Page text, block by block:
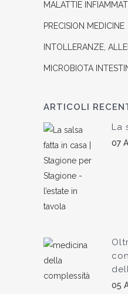
MALATTIE
PRECISION MEDICINE
INTOLLERANZE,
MICROBIOTA
ARTICOLI
La
07
05